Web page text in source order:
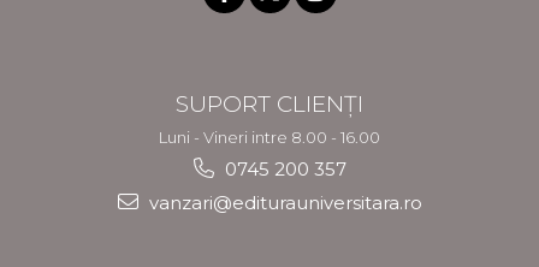
SUPORT CLIENȚI
Luni - Vineri intre 8.00 - 16.00
0745 200 357
vanzari@editurauniversitara.ro